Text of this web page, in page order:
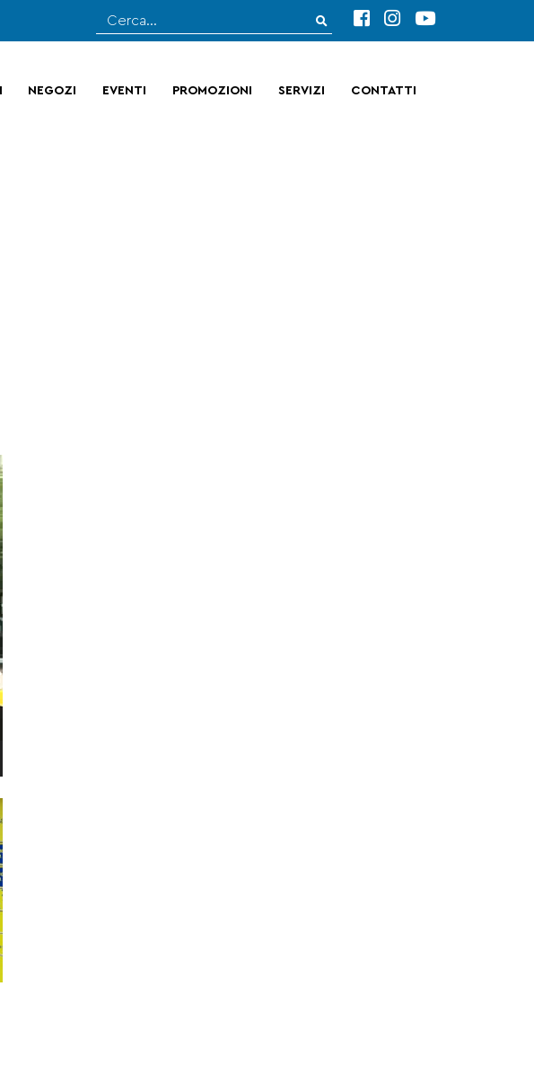
NEGOZI EVENTI PROMOZIONI SERVIZI CONTATTI